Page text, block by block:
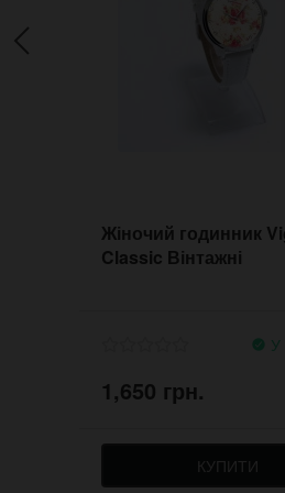
Жіночий годинник
Classic Вінтажні
У
1,650 грн.
КУПИТИ